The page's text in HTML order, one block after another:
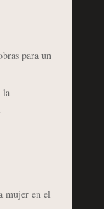
para un
la
mujer en el